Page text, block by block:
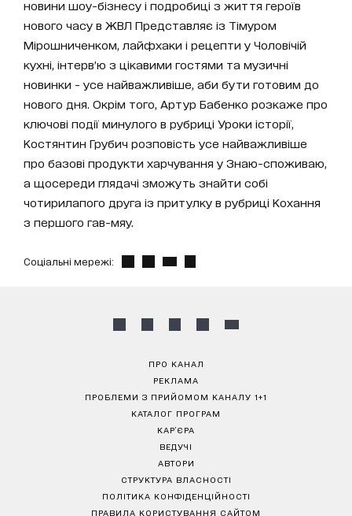
новини шоу-бізнесу і подробиці з життя героїв
нового часу в ЖВЛ Представляє із Тімуром
Мірошниченком, лайфхаки і рецепти у Чоловічій
кухні, інтерв’ю з цікавими гостями та музичні
новинки - усе найважливіше, аби бути готовим до
нового дня. Окрім того, Артур Бабенко розкаже про
ключові події минулого в рубриці Уроки історії,
Костянтин Грубич розповість усе найважливіше
про базові продукти харчування у Знаю-споживаю,
а щосереди глядачі зможуть знайти собі
чотирилапого друга із притулку в рубриці Кохання
з першого гав-мяу.
Соціальні мережі:
ПРО КАНАЛ
РЕКЛАМА
ПРОБЛЕМИ З ПРИЙОМОМ КАНАЛУ 1+1
КАТАЛОГ ПРОГРАМ
КАР’ЄРА
ВЕДУЧІ
АВТОРИ
СТРУКТУРА ВЛАСНОСТІ
ПОЛІТИКА КОНФІДЕНЦІЙНОСТІ
ПРАВИЛА КОРИСТУВАННЯ САЙТОМ